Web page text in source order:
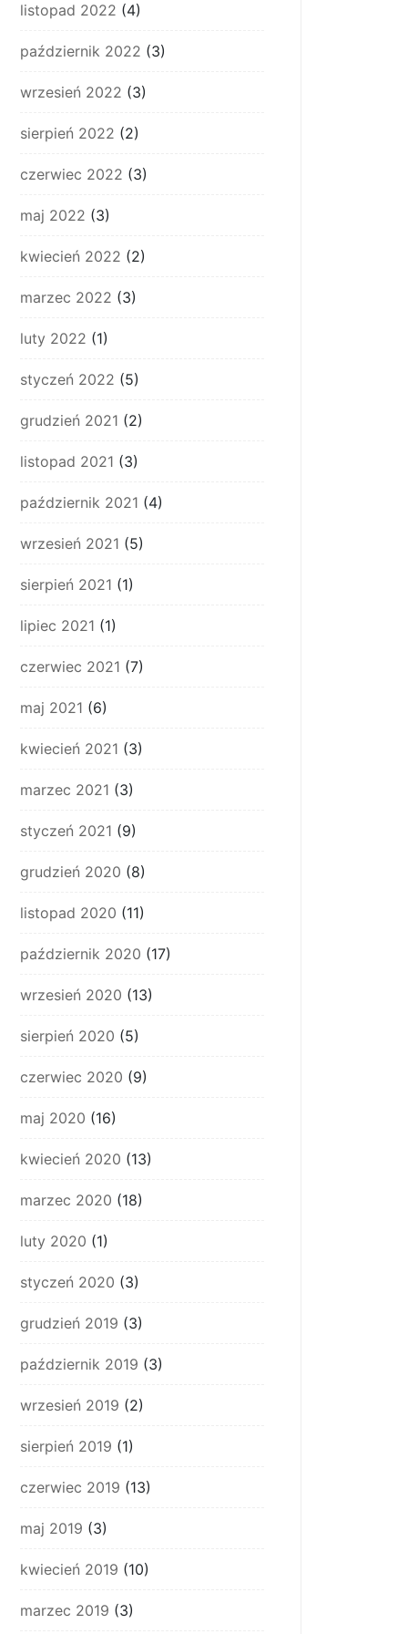
listopad 2022 (4)
październik 2022 (3)
wrzesień 2022 (3)
sierpień 2022 (2)
czerwiec 2022 (3)
maj 2022 (3)
kwiecień 2022 (2)
marzec 2022 (3)
luty 2022 (1)
styczeń 2022 (5)
grudzień 2021 (2)
listopad 2021 (3)
październik 2021 (4)
wrzesień 2021 (5)
sierpień 2021 (1)
lipiec 2021 (1)
czerwiec 2021 (7)
maj 2021 (6)
kwiecień 2021 (3)
marzec 2021 (3)
styczeń 2021 (9)
grudzień 2020 (8)
listopad 2020 (11)
październik 2020 (17)
wrzesień 2020 (13)
sierpień 2020 (5)
czerwiec 2020 (9)
maj 2020 (16)
kwiecień 2020 (13)
marzec 2020 (18)
luty 2020 (1)
styczeń 2020 (3)
grudzień 2019 (3)
październik 2019 (3)
wrzesień 2019 (2)
sierpień 2019 (1)
czerwiec 2019 (13)
maj 2019 (3)
kwiecień 2019 (10)
marzec 2019 (3)